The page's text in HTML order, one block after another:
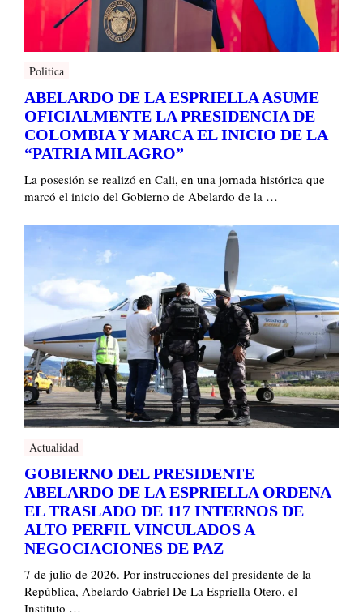
Politica
ABELARDO DE LA ESPRIELLA ASUME
OFICIALMENTE LA PRESIDENCIA DE
COLOMBIA Y MARCA EL INICIO DE LA
“PATRIA MILAGRO”
La posesión se realizó en Cali, en una jornada histórica que
marcó el inicio del Gobierno de Abelardo de la …
Actualidad
GOBIERNO DEL PRESIDENTE
ABELARDO DE LA ESPRIELLA ORDENA
EL TRASLADO DE 117 INTERNOS DE
ALTO PERFIL VINCULADOS A
NEGOCIACIONES DE PAZ
7 de julio de 2026. Por instrucciones del presidente de la
República, Abelardo Gabriel De La Espriella Otero, el
Instituto …